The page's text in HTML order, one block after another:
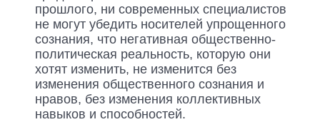
прошлого, ни современных специалистов
не могут убедить носителей упрощенного
сознания, что негативная общественно-
политическая реальность, которую они
хотят изменить, не изменится без
изменения общественного сознания и
нравов, без изменения коллективных
навыков и способностей.